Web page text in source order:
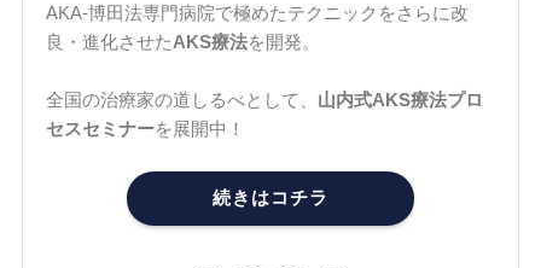
AKA-博田法専門病院で極めたテクニックをさらに改
良・進化させたAKS療法を開発。
全国の治療家の道しるべとして、 山内式AKS療法プロ
セスセミナーを展開中！
続きはコチラ